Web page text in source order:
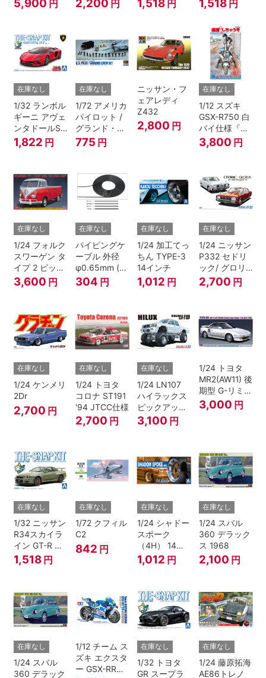
5,900 円 2,200 円 1,518 円 1,518 円
在庫なし
1/32 ランボル
ギーニ アヴェ
ンタドールS
パールレッド
1,822 円
在庫なし
1/72 アメリカ
パイロット /
グランド・ク
ルーセット
775 円
ニッサン・フ
ェアレディ
Z432
2,800 円
在庫なし
1/12 スズキ
GSX-R750 白
バイ仕様『逮
捕しちゃう
ぞ』
3,800 円
在庫なし
1/24 フォルク
スワーゲン タ
イプ 2 ピック
アップ トラッ
ク レッド/ホ
ト
3,600 円
在庫なし
パイピングケ
ーブル 外径
φ0.65mm (ブ
ラック)
304 円
在庫なし
1/24 加工てっ
ちん TYPE-3
14インチ
1,012 円
在庫なし
1/24 ニッサン
P332 セドリ
ック/ グロリ
ア 4HT280E
ブロアム '78
2,700 円
在庫なし
1/24 ケンメリ
2Dr
2,700 円
在庫なし
1/24 トヨタ
コロナ ST191
'94 JTCC仕様
2,700 円
在庫なし
1/24 LN107
ハイラックス
ピックアップ
ダブルキャブ
リフトアップ
3,100 円
1/24 トヨタ
MR2(AW11) 後
期型 G-リミテ
ッド スーパー
チャージャー
3,000 円
在庫なし
1/32 ニッサン
R34スカイラ
イン GT-R ニ
ュル(ミレニア
ムジェイド)
1,518 円
在庫なし
1/72 クフィル
C2
842 円
在庫なし
1/24 シャドー
スポーク
（4H） 14イ
ンチ
1,012 円
在庫なし
1/24 スバル
360 デラック
ス 1968
2,100 円
在庫なし
1/24 スバル
360 デラック
1/12 チーム ス
ズキ エクスタ
ー GSX-RR
在庫なし
1/32 トヨタ
GR スープラ
在庫なし
1/24 藤原拓海
AE86トレノ